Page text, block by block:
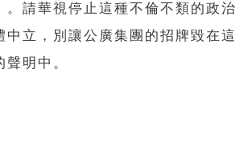
。請華視停止這種不倫不類的政治
中立，別讓公廣集團的招牌毀在這
明中。